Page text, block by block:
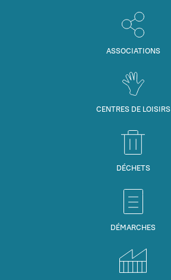
ASSOCIATIONS
CENTRES DE LOISIRS
DÉCHETS
DÉMARCHES